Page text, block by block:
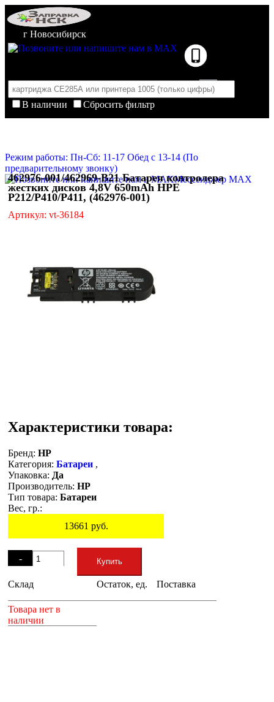
г Новосибирск
В наличии
Сбросить фильтр
Корзина пуста
Режим работы: Пн-Сб: 11-17 Обед с 13-14 (По
предварительному звонку)
Мессенджер MAX
462976-001/462969-B21 Батарея контролера
жестких дисков 4,8V 650mAh HPE
P212/P410/P411, (462976-001)
Артикул: vt-36184
Характеристики товара:
Бренд: HP
Категория: Батареи ,
Упаковка: Да
Производитель: HP
Тип товара: Батареи
Вес, гр.:
13661 руб.
-
+
Купить
Склад Остаток, ед. Поставка
Товара нет в
наличии